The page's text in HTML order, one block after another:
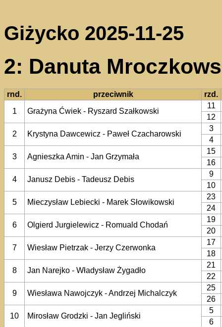
Giżycko 2025-11-25
2: Danuta
rnd. przeciwnik
rzd.
1
Grażyna Ćwiek - Ryszard Szałkowski
11
12
2
Krystyna Dawcewicz - Paweł Czacharowski
3
4
3
Agnieszka Amin - Jan Grzymała
15
16
4
Janusz Debis - Tadeusz Debis
9
10
5
Mieczysław Lebiecki - Marek Słowikowski
23
24
6
Olgierd Jurgielewicz - Romuald Chodań
19
20
7
Wiesław Pietrzak - Jerzy Czerwonka
17
18
8
Jan Narejko - Władysław Żygadło
21
22
9
Wiesława Nawojczyk - Andrzej Michalczyk
25
26
10
Mirosław Grodzki - Jan Jegliński
5
6